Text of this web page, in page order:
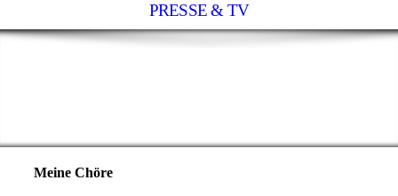
PRESSE & TV
Meine Chöre